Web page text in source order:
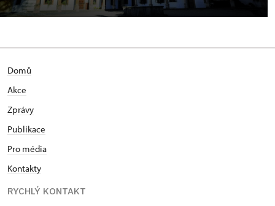
Domů
Akce
Zprávy
Publikace
Pro média
Kontakty
RYCHLÝ KONTAKT